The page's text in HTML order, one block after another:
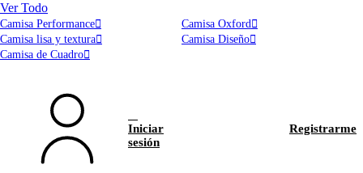
Ver Todo
Camisa Performance
Camisa Oxford
Camisa lisa y textura
Camisa Diseño
Camisa de Cuadro
Iniciar
sesión
Registrarme